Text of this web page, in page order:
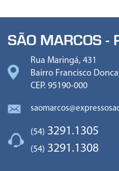
SÃO MARCOS -
Rua Maringá, 431
Bairro Francisco
CEP. 95190-000
(54) 3291.1305
(54) 3291.1308